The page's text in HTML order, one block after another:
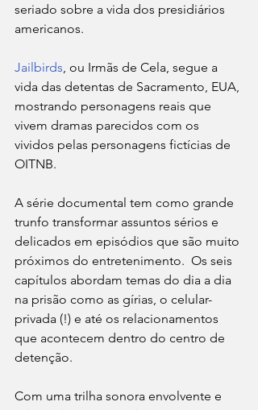
seriado sobre a vida dos presidiários
americanos.
Jailbirds , ou Irmãs de Cela, segue a
vida das detentas de Sacramento, EUA,
mostrando personagens reais que
vivem dramas parecidos com os
vividos pelas personagens fictícias de
OITNB.
A série documental tem como grande
trunfo transformar assuntos sérios e
delicados em episódios que são muito
próximos do entretenimento.  Os seis
capítulos abordam temas do dia a dia
na prisão como as gírias, o celular-
privada (!) e até os relacionamentos
que acontecem dentro do centro de
detenção.
Com uma trilha sonora envolvente e